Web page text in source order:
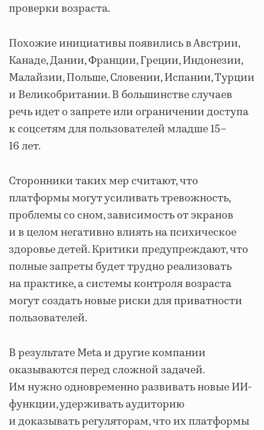
проверки возраста.
Похожие инициативы появились в Австрии,
Канаде, Дании, Франции, Греции, Индонезии,
Малайзии, Польше, Словении, Испании, Турции
и Великобритании. В большинстве случаев
речь идет о запрете или ограничении доступа
к соцсетям для пользователей младше 15–
16 лет.
Сторонники таких мер считают, что
платформы могут усиливать тревожность,
проблемы со сном, зависимость от экранов
и в целом негативно влиять на психическое
здоровье детей. Критики предупреждают, что
полные запреты будет трудно реализовать
на практике, а системы контроля возраста
могут создать новые риски для приватности
пользователей.
В результате Meta и другие компании
оказываются перед сложной задачей.
Им нужно одновременно развивать новые ИИ-
функции, удерживать аудиторию
и доказывать регуляторам, что их платформы